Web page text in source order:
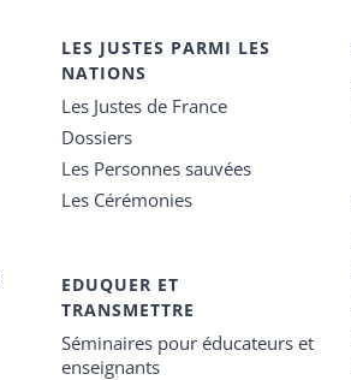
LES JUSTES PARMI LES
NATIONS
Les Justes de France
Dossiers
Les Personnes sauvées
Les Cérémonies
EDUQUER ET
TRANSMETTRE
Séminaires pour éducateurs et
enseignants